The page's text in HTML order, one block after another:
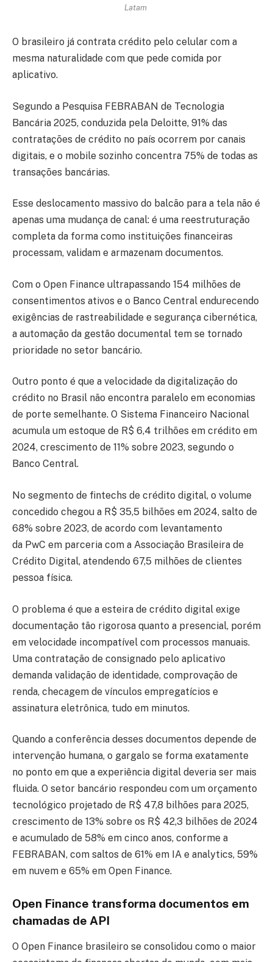
Latam
O brasileiro já contrata crédito pelo celular com a
mesma naturalidade com que pede comida por
aplicativo.
Segundo a Pesquisa FEBRABAN de Tecnologia
Bancária 2025, conduzida pela Deloitte, 91% das
contratações de crédito no país ocorrem por canais
digitais, e o mobile sozinho concentra 75% de todas as
transações bancárias.
Esse deslocamento massivo do balcão para a tela não é
apenas uma mudança de canal: é uma reestruturação
completa da forma como instituições financeiras
processam, validam e armazenam documentos.
Com o Open Finance ultrapassando 154 milhões de
consentimentos ativos e o Banco Central endurecendo
exigências de rastreabilidade e segurança cibernética,
a automação da gestão documental tem se tornado
prioridade no setor bancário.
Outro ponto é que a velocidade da digitalização do
crédito no Brasil não encontra paralelo em economias
de porte semelhante. O Sistema Financeiro Nacional
acumula um estoque de R$ 6,4 trilhões em crédito em
2024, crescimento de 11% sobre 2023, segundo o
Banco Central.
No segmento de fintechs de crédito digital, o volume
concedido chegou a R$ 35,5 bilhões em 2024, salto de
68% sobre 2023, de acordo com levantamento
da PwC em parceria com a Associação Brasileira de
Crédito Digital, atendendo 67,5 milhões de clientes
pessoa física.
O problema é que a esteira de crédito digital exige
documentação tão rigorosa quanto a presencial, porém
em velocidade incompatível com processos manuais.
Uma contratação de consignado pelo aplicativo
demanda validação de identidade, comprovação de
renda, checagem de vínculos empregatícios e
assinatura eletrônica, tudo em minutos.
Quando a conferência desses documentos depende de
intervenção humana, o gargalo se forma exatamente
no ponto em que a experiência digital deveria ser mais
fluida. O setor bancário respondeu com um orçamento
tecnológico projetado de R$ 47,8 bilhões para 2025,
crescimento de 13% sobre os R$ 42,3 bilhões de 2024
e acumulado de 58% em cinco anos, conforme a
FEBRABAN, com saltos de 61% em IA e analytics, 59%
em nuvem e 65% em Open Finance.
Open Finance transforma documentos em
chamadas de API
O Open Finance brasileiro se consolidou como o maior